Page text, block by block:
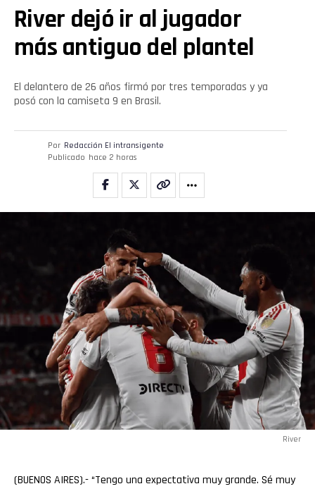
River dejó ir al jugador
más antiguo del plantel
El delantero de 26 años firmó por tres temporadas y ya
posó con la camiseta 9 en Brasil.
Por Redacción El intransigente
Publicado hace 2 horas
River
(BUENOS AIRES).- “Tengo una expectativa muy grande. Sé muy